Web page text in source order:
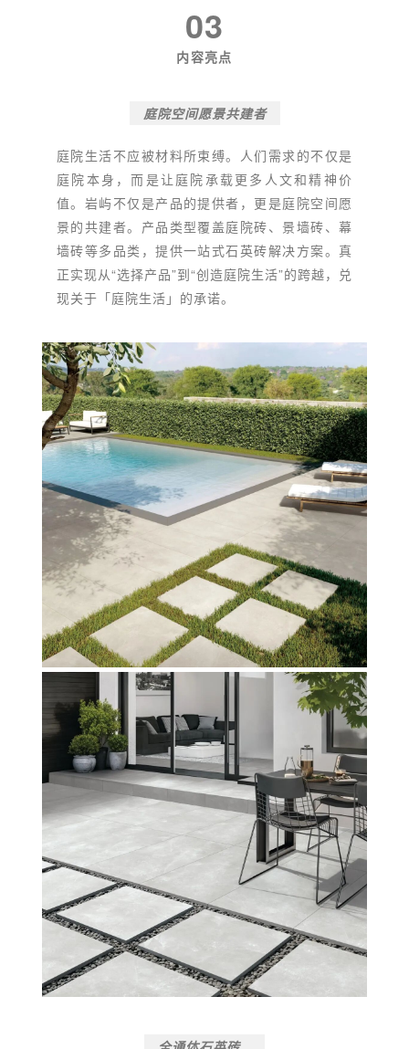
03
内容亮点
庭院空间愿景共建者
庭院生活不应被材料所束缚。人们需求的不仅是
庭院本身，而是让庭院承载更多人文和精神价
值。岩屿不仅是产品的提供者，更是庭院空间愿
景的共建者。产品类型覆盖庭院砖、景墙砖、幕
墙砖等多品类，提供一站式石英砖解决方案。真
正实现从“选择产品”到“创造庭院生活”的跨越，兑
现关于「庭院生活」的承诺。